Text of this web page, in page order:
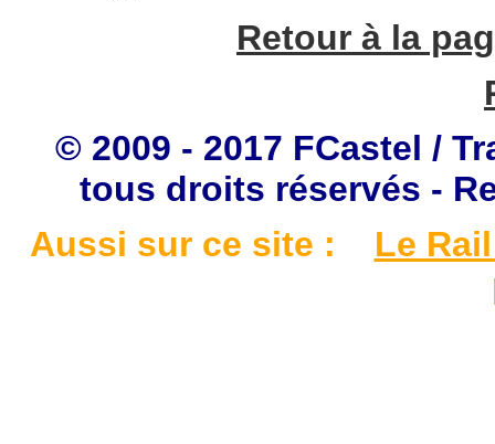
Retour à la
© 2009 - 2017 FCastel /
tous droits réservés -
Aussi sur ce site :
Le